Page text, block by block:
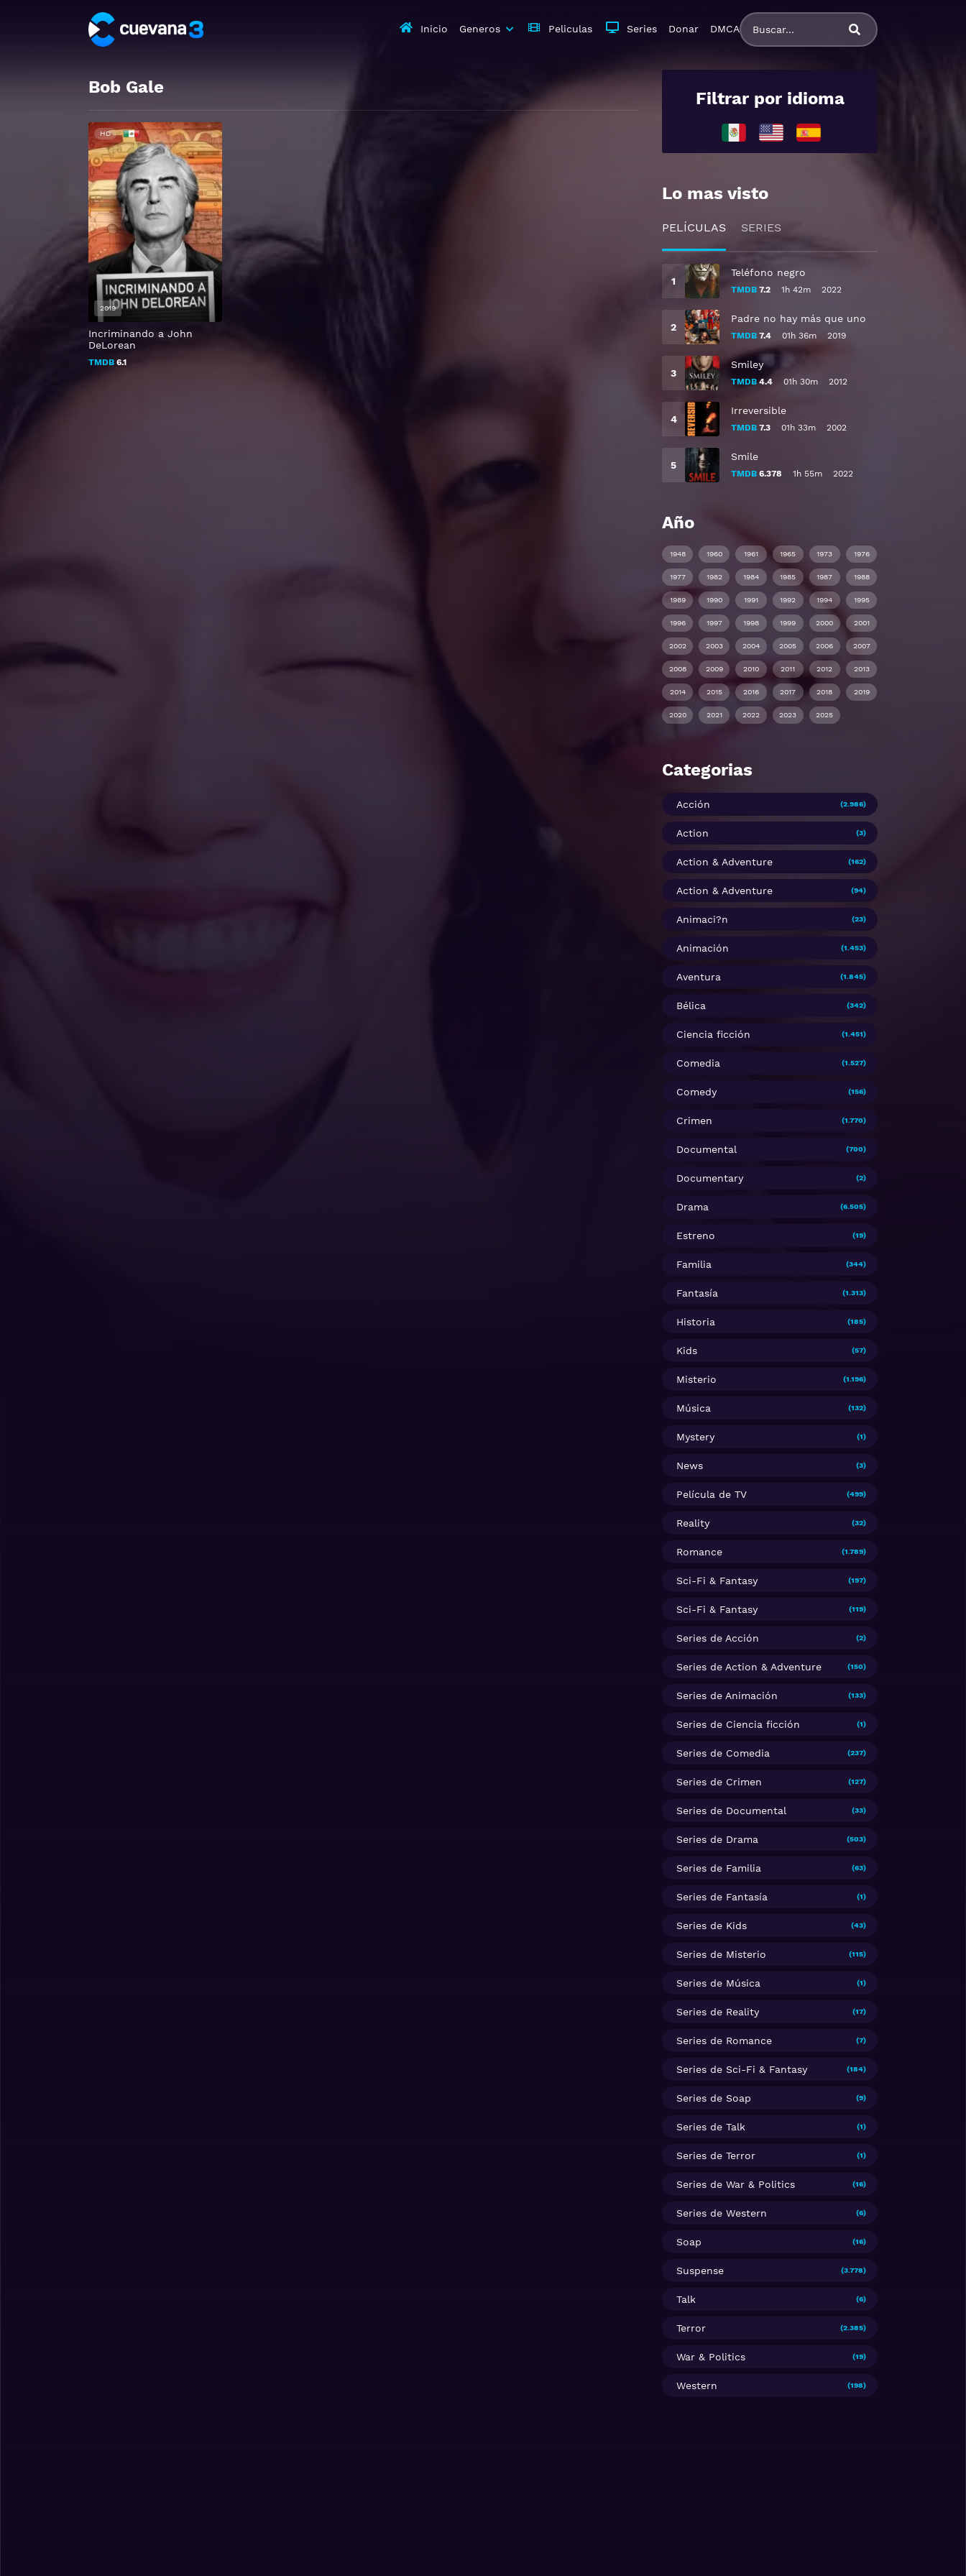
Inicio Generos Peliculas Series Donar DMCA
Bob Gale
Incriminando a John
DeLorean
TMDB 6.1
HD
2019
Filtrar por idioma
Lo mas visto
PELÍCULAS SERIES
Teléfono negro
TMDB 7.2 1h 42m 2022
Padre no hay más que uno
TMDB 7.4 01h 36m 2019
Smiley
TMDB4.4 01h 30m 2012
Irreversible
TMDB 7.3 01h 33m 2002
Smile
TMDB 6.378 1h 55m 2022
Año
1948 1960 1961 1965 1973 1976
1977 1982 1984 1985 1987 1988
1989 1990 1991 1992 1994 1995
1996 1997 1998 1999 2000 2001
2002 2003 2004 2005 2006 2007
2008 2009 2010 2011 2012 2013
2014 2015 2016 2017 2018 2019
2020 2021 2022 2023 2025
Categorias
Acción (2.986)
Action (3)
Action & Adventure (162)
Action & Adventure (94)
Animaci?n (23)
Animación (1.453)
Aventura (1.845)
Bélica (342)
Ciencia ficción (1.451)
Comedia (1.527)
Comedy (156)
Crimen (1.770)
Documental (700)
Documentary (2)
Drama (6.505)
Estreno (19)
Familia (344)
Fantasía (1.313)
Historia (185)
Kids (57)
Misterio (1.196)
Música (132)
Mystery (1)
News (3)
Película de TV (499)
Reality (32)
Romance (1.789)
Sci-Fi & Fantasy (197)
Sci-Fi & Fantasy (119)
Series de Acción (2)
Series de Action & Adventure (150)
Series de Animación (133)
Series de Ciencia ficción (1)
Series de Comedia (237)
Series de Crimen (127)
Series de Documental (33)
Series de Drama (503)
Series de Familia (63)
Series de Fantasía (1)
Series de Kids (43)
Series de Misterio (115)
Series de Música (1)
Series de Reality (17)
Series de Romance (7)
Series de Sci-Fi & Fantasy (184)
Series de Soap (9)
Series de Talk (1)
Series de Terror (1)
Series de War & Politics (16)
Series de Western (6)
Soap (16)
Suspense (3.778)
Talk (6)
Terror (2.385)
War & Politics (19)
Western (198)